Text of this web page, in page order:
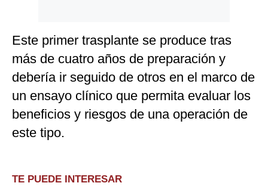
Este primer trasplante se produce tras
más de cuatro años de preparación y
debería ir seguido de otros en el marco de
un ensayo clínico que permita evaluar los
beneficios y riesgos de una operación de
este tipo.
TE PUEDE INTERESAR